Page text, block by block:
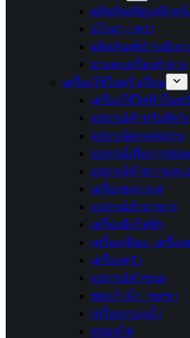
ผลิตภัณฑ์ดูแลผิวหน้
อโรม่า / สปา
ผลิตภัณฑ์บำรุงผิวก
ยาและเครื่องสำอาง
เครื่องใช้ในครัวเรือน
เครื่องใช้ไฟฟ้าในค
อุปกรณ์สำหรับสัตว์เ
อุปกรณ์ตกแต่งสวน
อุปกรณ์เพื่อการซ่อม
อุปกรณ์ทำความสะ
เครื่องชงกาแฟ
อุปกรณ์ทำอาหาร
เครื่องมือไฟฟ้า
เครื่องเขียน / เครื่อ
เครื่องครัว
อุปกรณ์ทำขนม
ชุดแก้วน้ำ / ชุดชา
เครื่องกรองน้ำ
หลอดไฟ